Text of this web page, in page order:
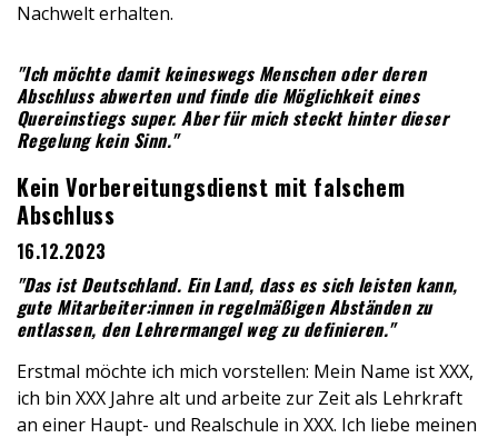
Nachwelt erhalten.
"Ich möchte damit keineswegs Menschen oder deren
Abschluss abwerten und finde die Möglichkeit eines
Quereinstiegs super. Aber für mich steckt hinter dieser
Regelung kein Sinn."
Kein Vorbereitungsdienst mit falschem
Abschluss
16.12.2023
"Das ist Deutschland. Ein Land, dass es sich leisten kann,
gute Mitarbeiter:innen in regelmäßigen Abständen zu
entlassen, den Lehrermangel weg zu definieren."
Erstmal möchte ich mich vorstellen: Mein Name ist XXX,
ich bin XXX Jahre alt und arbeite zur Zeit als Lehrkraft
an einer Haupt- und Realschule in XXX. Ich liebe meinen